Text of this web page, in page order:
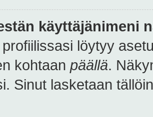
käyttäjänimeni
löytyy
kohtaan päällä.
Sinut lasketaan